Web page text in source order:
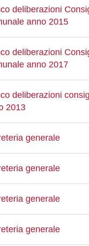
deliberazioni
anno 2015
deliberazioni
anno 2017
deliberazioni
2013
generale
generale
generale
generale